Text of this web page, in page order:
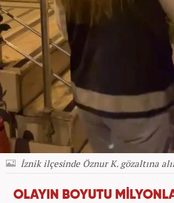
İznik ilçesinde Öznur K. gözaltına
OLAYIN BOYUTU